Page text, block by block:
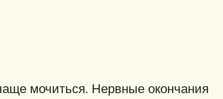
мочиться. Нервные окончания